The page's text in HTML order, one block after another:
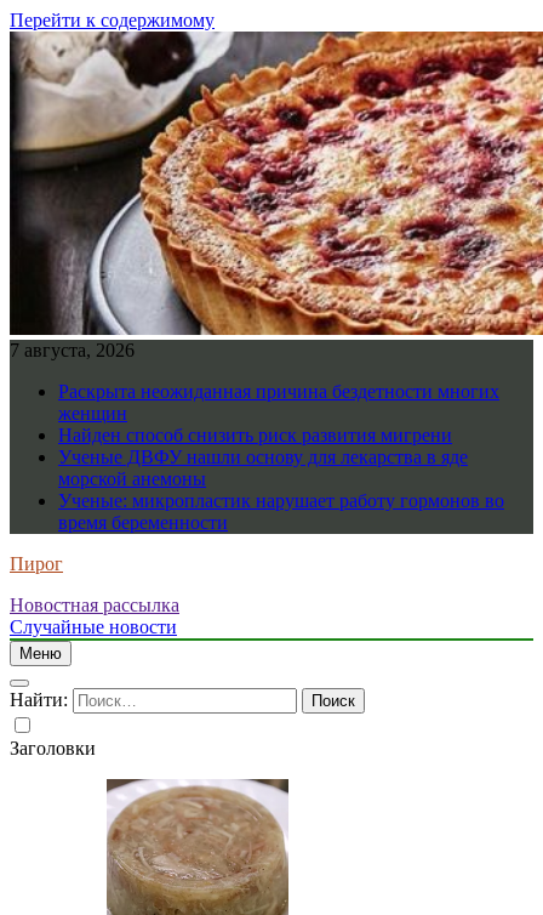
Перейти к содержимому
7 августа, 2026
Раскрыта неожиданная причина бездетности многих
женщин
Найден способ снизить риск развития мигрени
Ученые ДВФУ нашли основу для лекарства в яде
морской анемоны
Ученые: микропластик нарушает работу гормонов во
время беременности
Пирог
Новостная рассылка
Случайные новости
Меню
Найти:
Заголовки